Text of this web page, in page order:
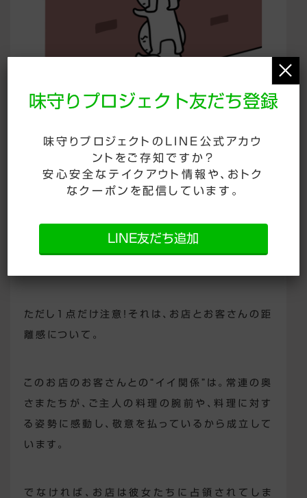
彼女たちは、お店の広報担当で、アドバイザーで、
市場調査もしてくれている、というわけです。これ
はありがたい存在だと思います。
男性ではおそらくこうはいかないと思います。女
ただし1点だけ注意！それは、お店とお客さんの距
離感について。
このお店のお客さんとの“イイ関係”は。常連の奥
さまたちが、ご主人の料理の腕前や、料理に対す
る姿勢に感動し、敬意を払っているから成立して
います。
でなければ、お店は彼女たちに占領されてしま
味守りプロジェクト友だち登録
味守りプロジェクトのLINE公式アカウ
ントをご存知ですか？
安心安全なテイクアウト情報や、おトク
なクーポンを配信しています。
LINE友だち追加
×